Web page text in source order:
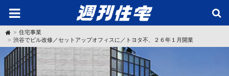
H
o
m
e
住宅事業
渋谷でビル改修／セットアップオフィスに／トヨタ不、２６年１月開業